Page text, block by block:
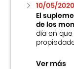
10/05/2020
El
de los
día en
Ver más